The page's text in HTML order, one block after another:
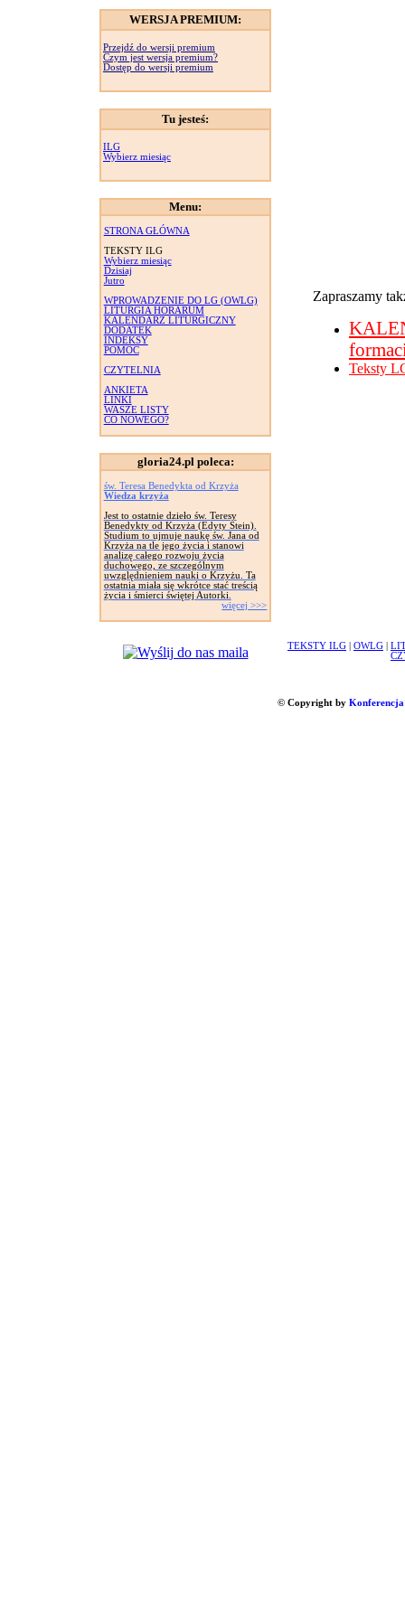
WERSJA PREMIUM:
Przejdź do wersji premium
Czym jest wersja premium?
Dostęp do wersji premium
Tu jesteś:
ILG
Wybierz miesiąc
Menu:
STRONA GŁÓWNA
TEKSTY ILG
Wybierz miesiąc
Dzisiaj
Jutro
WPROWADZENIE DO LG (OWLG)
LITURGIA HORARUM
KALENDARZ LITURGICZNY
DODATEK
INDEKSY
POMOC
CZYTELNIA
ANKIETA
LINKI
WASZE LISTY
CO NOWEGO?
gloria24.pl poleca:
św. Teresa Benedykta od Krzyża
Wiedza krzyża
Jest to ostatnie dzieło św. Teresy
Benedykty od Krzyża (Edyty Stein).
Studium to ujmuje naukę św. Jana od
Krzyża na tle jego życia i stanowi
analizę całego rozwoju życia
duchowego, ze szczególnym
uwzględnieniem nauki o Krzyżu. Ta
ostatnia miała się wkrótce stać treścią
życia i śmierci świętej Autorki.
więcej >>>
Zapraszamy
Teksty
TEKSTY ILG OWLG
© Copyright by Konferencja